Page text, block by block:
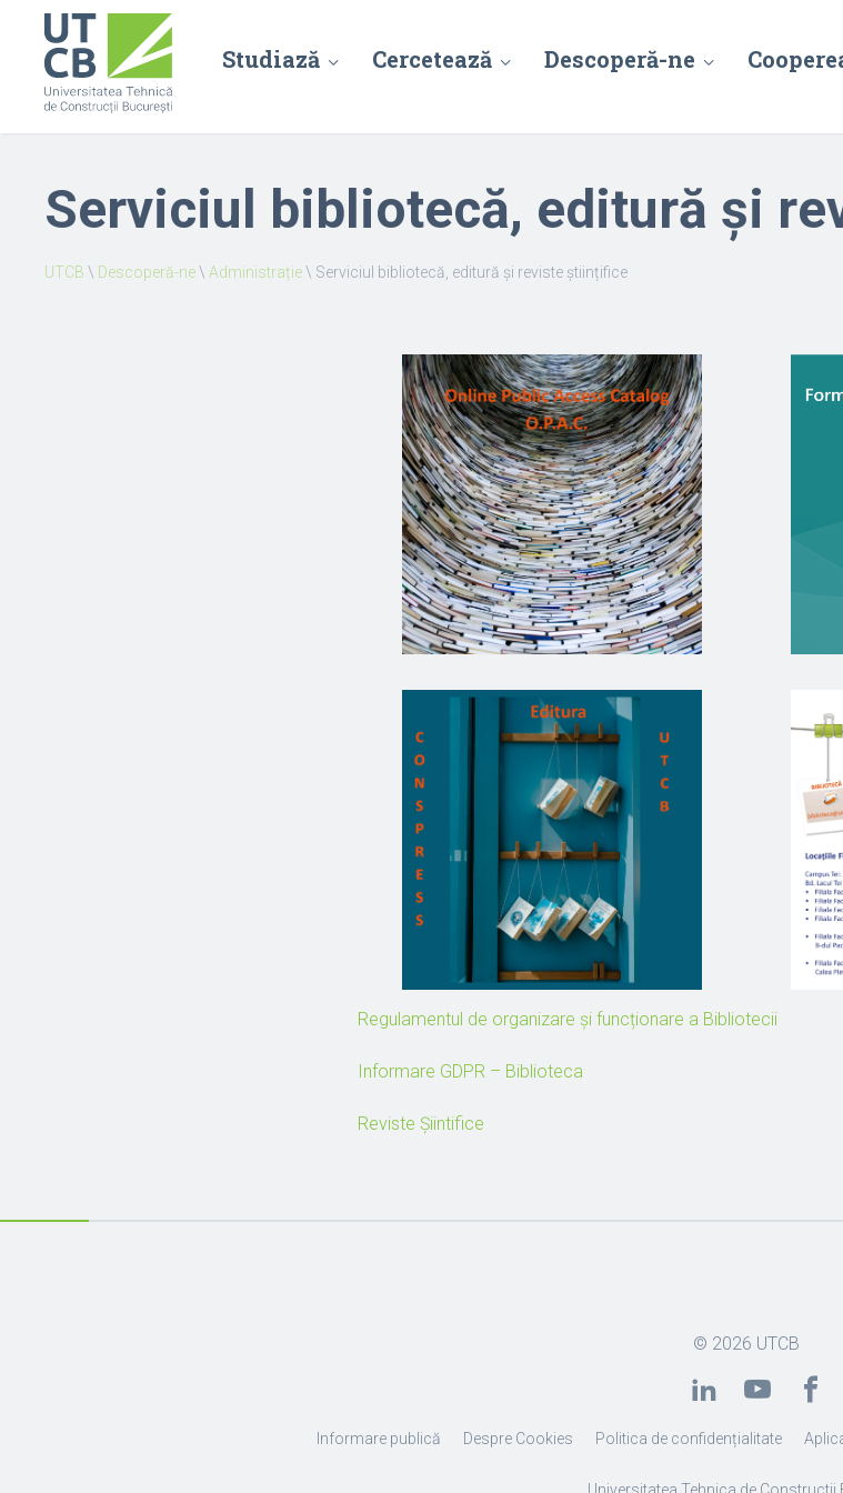
Studiază Cercetează Descoperă-ne
Serviciul bibliotecă, editură și
UTCB \ Descoperă-ne\ Administrație\ Serviciul bibliotecă, editură și reviste științifice
Regulamentul de organizare și funcționare a Bibliotecii
Informare GDPR – Biblioteca
Reviste Șiintifice
© 2026 UTCB
Informare publică Despre Cookies Politica de confidențialitate